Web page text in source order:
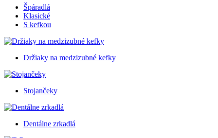
Špáradlá
Klasické
S kefkou
Držiaky na medzizubné kefky
Stojančeky
Dentálne zrkadlá